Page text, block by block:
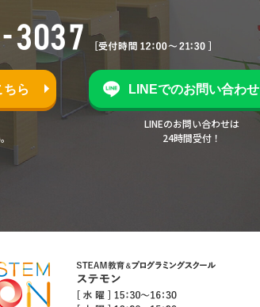
ちら LINEでのお問い合わせ
LINEのお問い合わせは
24時間受付！